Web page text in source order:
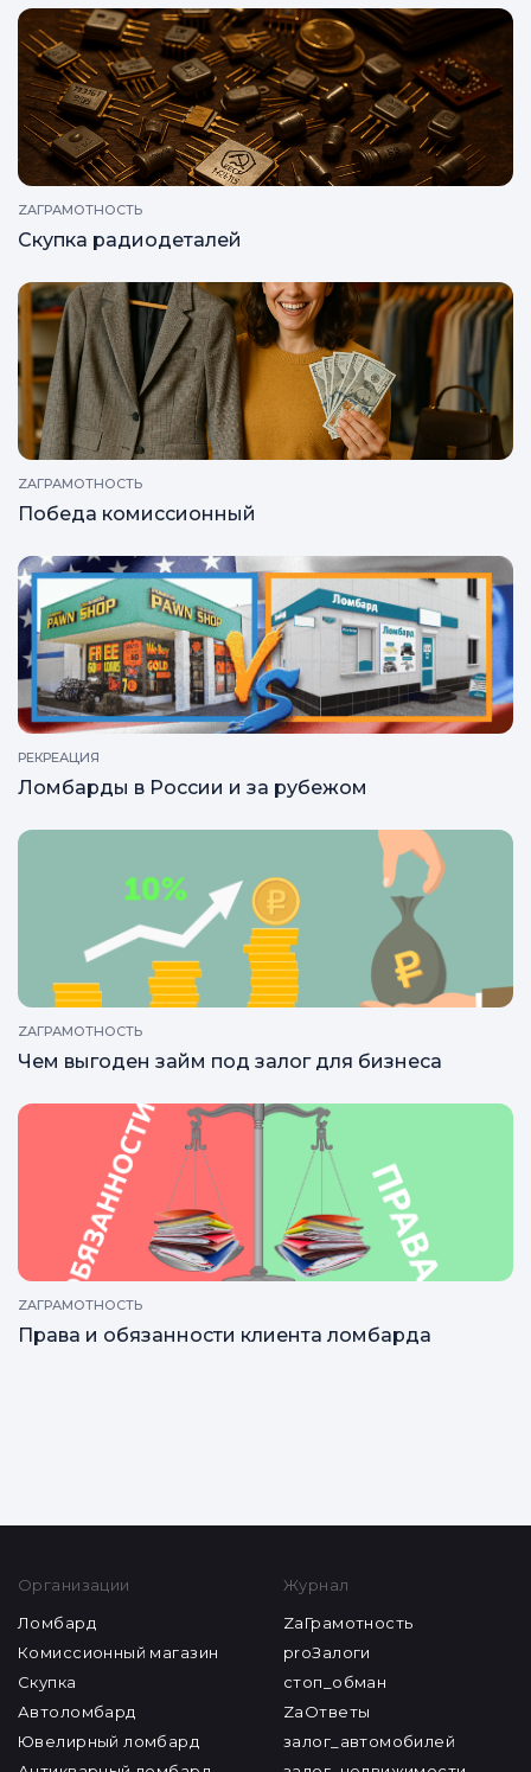
РЕКРЕАЦИЯ
Раритетная вещь или старый хлам?
ZAГРАМОТНОСТЬ
Скупка радиодеталей
ZAГРАМОТНОСТЬ
Победа комиссионный
Ломбарды в России и за рубежом
ZAГРАМОТНОСТЬ
Чем выгоден займ под залог для бизнеса
Организации
Ломбард
Журнал
ZaГрамотность